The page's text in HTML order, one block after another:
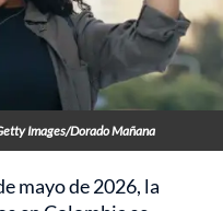
Images/Dorado Mañana
mayo de 2026, la